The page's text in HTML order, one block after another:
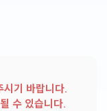
시기 바랍니다.
수 있습니다.